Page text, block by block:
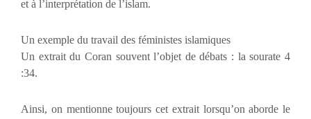
et à l’interprétation de l’islam.
Un exemple du travail des féministes islamiques
Un extrait du Coran souvent l’objet de débats : la sourate 4
:34.
Ainsi, on mentionne toujours cet extrait lorsqu’on aborde le